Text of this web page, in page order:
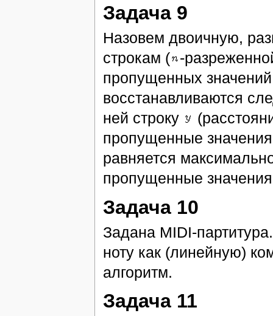
Задача 9
Назовем двоичную,
строкам (
-
пропущенных
восстанавливаются
ней строку
пропущенные
равняется
пропущенные
Задача 10
Задана MIDI-
ноту как (линейную)
алгоритм.
Задача 11